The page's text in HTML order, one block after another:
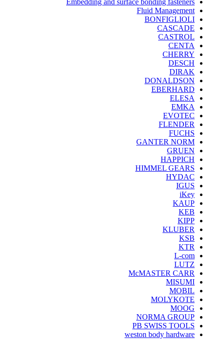
Fluid Management
BONFIGLIOLI
CASCADE
CASTROL
CENTA
CHERRY
DESCH
DIRAK
DONALDSON
EBERHARD
ELESA
EMKA
EVOTEC
FLENDER
FUCHS
GANTER NORM
GRUEN
HAPPICH
HIMMEL GEARS
HYDAC
IGUS
iKey
KAUP
KEB
KIPP
KLUBER
KSB
KTR
L-com
LUTZ
McMASTER CARR
MISUMI
MOBIL
MOLYKOTE
MOOG
NORMA GROUP
PB SWISS TOOLS
weston body hardware